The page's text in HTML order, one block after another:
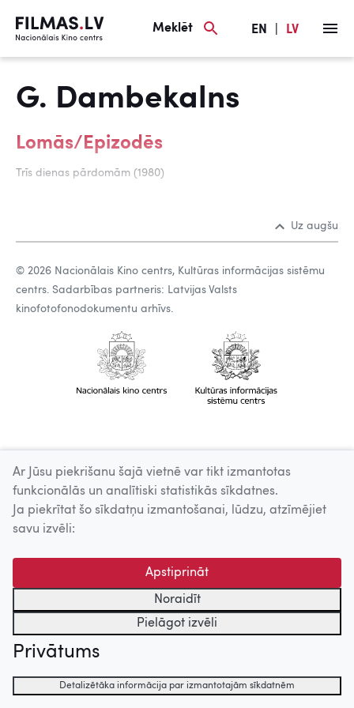
Meklēt EN LV
G. Dambekalns
Lomās/Epizodēs
Trīs dienas pārdomām (1980)
Uz augšu
© 2026 Nacionālais Kino centrs, Kultūras informācijas sistēmu
centrs. Sadarbības partneris: Latvijas Valsts
kinofotofonodokumentu arhīvs.
Ar Jūsu piekrišanu šajā vietnē var tikt izmantotas
funkcionālās un analītiski statistikās sīkdatnes.
Ja piekrītat šo sīkdatņu izmantošanai, lūdzu, atzīmējiet
savu izvēli:
Apstiprināt
Noraidīt
Pielāgot izvēli
Privātums
Detalizētāka informācija par izmantotajām sīkdatnēm